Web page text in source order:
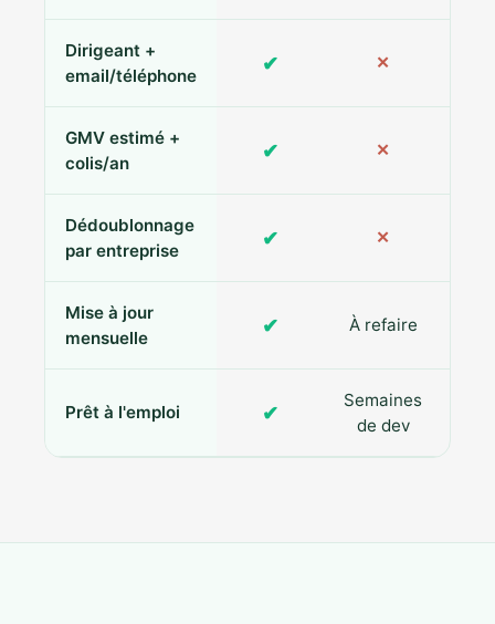
Dirigeant +
email/téléphone
✔ ✕
GMV estimé +
colis/an
✔ ✕
Dédoublonnage
par entreprise
✔ ✕
Mise à jour
mensuelle
✔ À refaire
Prêt à l'emploi ✔
Semaines
de dev